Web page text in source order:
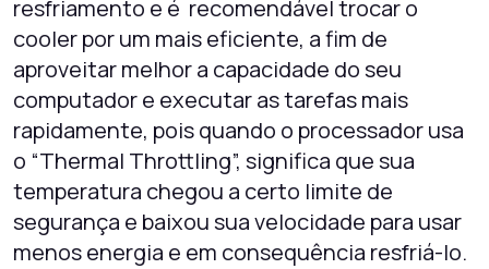
resfriamento e é recomendável trocar o
cooler por um mais eficiente, a fim de
aproveitar melhor a capacidade do seu
computador e executar as tarefas mais
rapidamente, pois quando o processador usa
o “Thermal Throttling”, significa que sua
temperatura chegou a certo limite de
segurança e baixou sua velocidade para usar
menos energia e em consequência resfriá-lo.